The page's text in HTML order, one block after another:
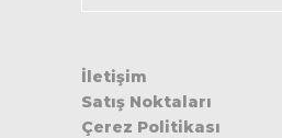
İletişim
Satış Noktaları
Çerez Politikası